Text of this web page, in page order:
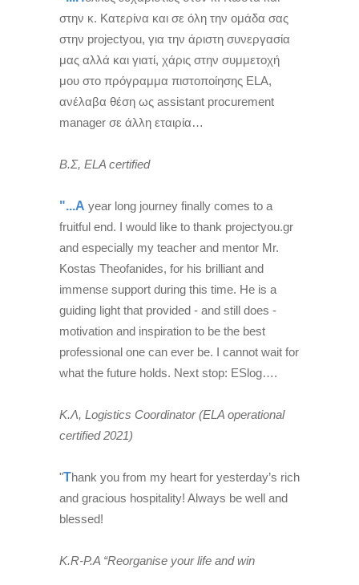
στην κ. Κατερίνα και σε όλη την ομάδα σας
στην projectyou, για την άριστη συνεργασία
μας αλλά και γιατί, χάρις στην συμμετοχή
μου στο πρόγραμμα πιστοποίησης ΕLA,
ανέλαβα θέση ως assistant procurement
manager σε άλλη εταιρία…
Β.Σ, ELA certified
"...A year long journey finally comes to a
fruitful end. I would like to thank projectyou.gr
and especially my teacher and mentor Mr.
Kostas Theofanides, for his brilliant and
immense support during this time. He is a
guiding light that provided - and still does -
motivation and inspiration to be the best
professional one can ever be. I cannot wait for
what the future holds. Next stop: ESlog….
Κ.Λ, Logistics Coordinator (ELA operational
certified 2021)
"Thank you from my heart for yesterday’s rich
and gracious hospitality! Always be well and
blessed!
K.R-P.A “Reorganise your life and win